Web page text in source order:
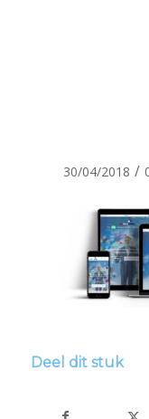
30/04/2018 /
Deel dit stuk